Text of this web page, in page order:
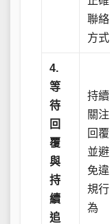
聯絡
方式
4.
等
待
回
覆
與
持
續
追
持續
關注
回覆
並避
免違
規行
為